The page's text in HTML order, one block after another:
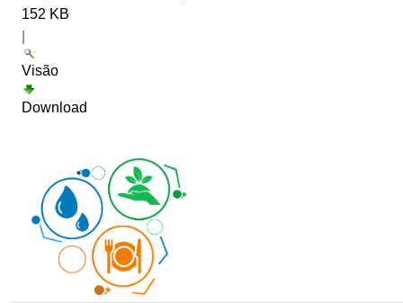
152 KB
Visão
Download